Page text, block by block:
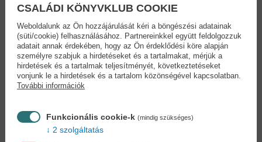
Jól játszani - 7
táblás...
Jesztl József
17,14 €14,90 €
CSALÁDI KÖNYVKLUB COOKIE
Weboldalunk az Ön hozzájárulását kéri a böngészési adatainak
(süti/cookie) felhasználásához. Partnereinkkel együtt feldolgozzuk
adatait annak érdekében, hogy az Ön érdeklődési köre alapján
személyre szabjuk a hirdetéseket és a tartalmakat, mérjük a
hirdetések és a tartalmak teljesítményét, következtetéseket
vonjunk le a hirdetések és a tartalom közönségével kapcsolatban.
További információk
Funkcionális cookie-k (mindig szükséges)
2 szolgáltatás